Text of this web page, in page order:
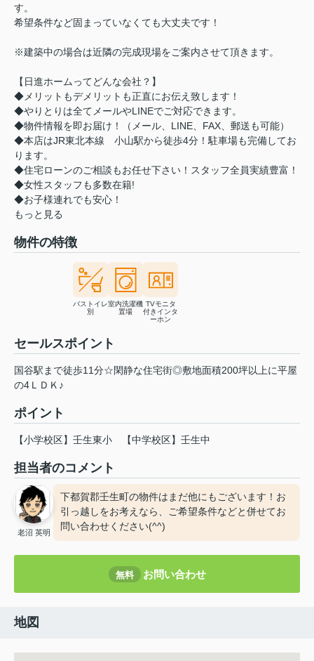
す。
希望条件など固まっていなくても大丈夫です！
※建築中の場合は近隣の完成現場をご案内させて頂きます。
【日進ホームってどんな会社？】
◆メリットもデメリットも正直にお伝え致します！
◆やりとりは全てメールやLINEでご対応できます。
◆物件情報を即お届け！（メール、LINE、FAX、郵送も可能）
◆本店はJR東北本線 小山駅から徒歩4分！駐車場も完備してお
ります。
◆住宅ローンのご相談もお任せ下さい！スタッフ全員実績豊富！
◆女性スタッフも多数在籍!
◆お子様連れでも安心！
もっと見る
物件の特徴
バストイレ
別
室内洗濯機
置場
TVモニタ
付きインタ
ーホン
セールスポイント
国谷駅まで徒歩11分☆閑静な住宅街◎敷地面積200坪以上に平屋
の4ＬＤＫ♪
ポイント
【小学校区】壬生東小 【中学校区】壬生中
担当者のコメント
老沼 英明
下都賀郡壬生町の物件はまだ他にもございます！お
引っ越しをお考えなら、ご希望条件などと併せてお
問い合わせください(^^)
無料 お問い合わせ
地図